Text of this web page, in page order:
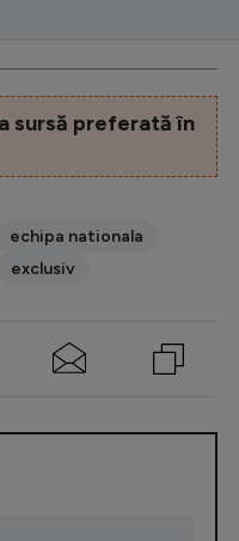
sursă preferată în
echipa nationala
exclusiv